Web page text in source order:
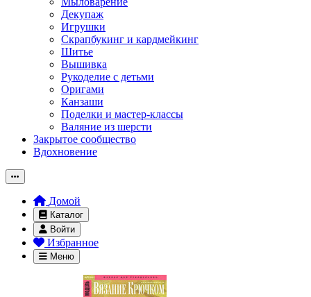
Декупаж
Игрушки
Скрапбукинг и кардмейкинг
Шитье
Вышивка
Рукоделие с детьми
Оригами
Канзаши
Поделки и мастер-классы
Валяние из шерсти
Закрытое сообщество
Вдохновение
Домой
Каталог
Войти
Избранное
Меню